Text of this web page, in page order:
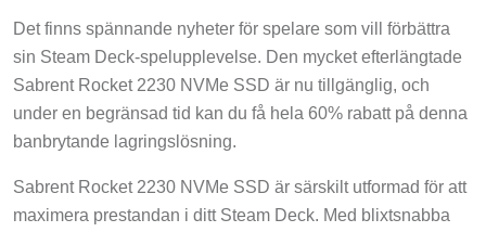
Det finns spännande nyheter för spelare som vill förbättra
sin Steam Deck-spelupplevelse. Den mycket efterlängtade
Sabrent Rocket 2230 NVMe SSD är nu tillgänglig, och
under en begränsad tid kan du få hela 60% rabatt på denna
banbrytande lagringslösning.
Sabrent Rocket 2230 NVMe SSD är särskilt utformad för att
maximera prestandan i ditt Steam Deck. Med blixtsnabba